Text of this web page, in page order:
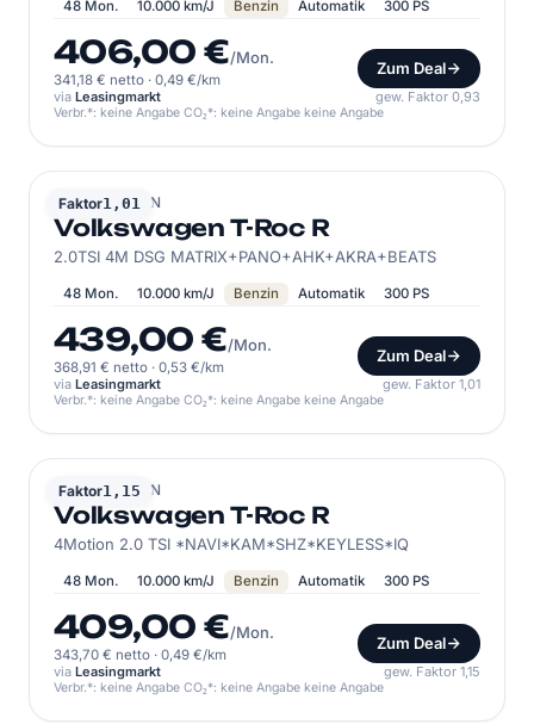
48 Mon. 10.000 km/J Benzin Automatik 300 PS
406,00 €/Mon.
341,18 € netto · 0,49 €/km
Zum Deal
via Leasingmarkt gew. Faktor 0,93
Verbr.*: keine Angabe CO₂*: keine Angabe keine Angabe
Faktor1,01
VOLKSWAGEN
Volkswagen T-Roc R
2.0TSI 4M DSG MATRIX+PANO+AHK+AKRA+BEATS
48 Mon. 10.000 km/J Benzin Automatik 300 PS
439,00 €/Mon.
368,91 € netto · 0,53 €/km
Zum Deal
via Leasingmarkt gew. Faktor 1,01
Verbr.*: keine Angabe CO₂*: keine Angabe keine Angabe
Faktor1,15
VOLKSWAGEN
Volkswagen T-Roc R
4Motion 2.0 TSI *NAVI*KAM*SHZ*KEYLESS*IQ
48 Mon. 10.000 km/J Benzin Automatik 300 PS
409,00 €/Mon.
343,70 € netto · 0,49 €/km
Zum Deal
via Leasingmarkt gew. Faktor 1,15
Verbr.*: keine Angabe CO₂*: keine Angabe keine Angabe